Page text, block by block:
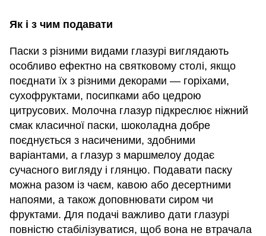
Як і з чим подавати
Паски з різними видами глазурі виглядають
особливо ефектно на святковому столі, якщо
поєднати їх з різними декорами — горіхами,
сухофруктами, посипками або цедрою
цитрусових. Молочна глазур підкреслює ніжний
смак класичної паски, шоколадна добре
поєднується з насиченими, здобними
варіантами, а глазур з маршмелоу додає
сучасного вигляду і глянцю. Подавати паску
можна разом із чаєм, кавою або десертними
напоями, а також доповнювати сиром чи
фруктами. Для подачі важливо дати глазурі
повністю стабілізуватися, щоб вона не втрачала